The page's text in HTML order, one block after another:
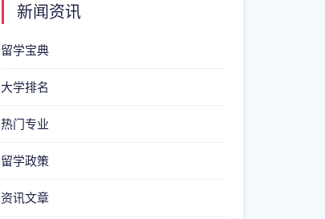
新闻资讯
留学宝典
大学排名
热门专业
留学政策
资讯文章